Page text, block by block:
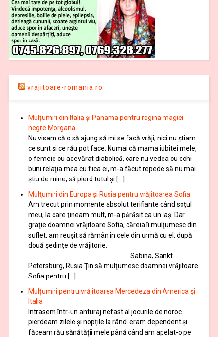
vrajitoare-romania.ro
Mulțumiri din Italia și Panama pentru regina magiei
negre Morgana
Nu visam că o să ajung să mi se facă vrăji, nici nu știam
ce sunt și ce rău pot face. Numai că mama iubitei mele,
o femeie cu adevărat diabolică, care nu vedea cu ochi
buni relaţia mea cu fiica ei, m-a făcut repede să nu mai
ştiu de mine, să pierd totul şi […]
Mulţumiri din Europa și Rusia pentru vrăjitoarea Sofia
Am trecut prin momente absolut terifiante când soţul
meu, la care ţineam mult, m-a părăsit ca un laş. Dar
graţie doamnei vrăjitoare Sofia, căreia îi mulţumesc din
suflet, am reuşit să rămân în cele din urmă cu el, după
două şedinţe de vrăjitorie.
Sabina, Sankt
Petersburg, Rusia Ţin să mulţumesc doamnei vrăjitoare
Sofia pentru […]
Mulțumiri pentru vrăjitoarea Mercedeza din America și
Italia
Intrasem într-un anturaj nefast al jocurile de noroc,
pierdeam zilele și nopțile la rând, eram dependent și
făceam rău sănătății mele până când am apelat-o pe